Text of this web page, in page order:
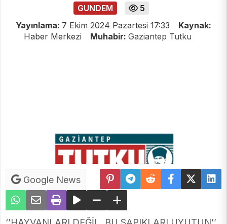
GUNDEM
5
Yayınlama: 7 Ekim 2024 Pazartesi 17:33
Kaynak:
Haber Merkezi
Muhabir: Gaziantep Tutku
Google News